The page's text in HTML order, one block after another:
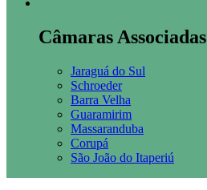
Câmaras Associadas
Jaraguá do Sul
Schroeder
Barra Velha
Guaramirim
Massaranduba
Corupá
São João do Itaperiú